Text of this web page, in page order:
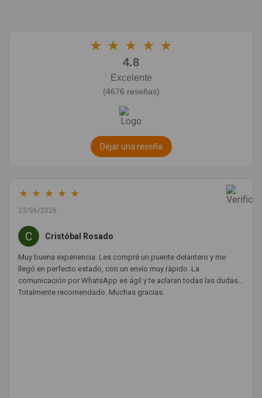
★ ★ ★ ★ ★
4.8
Excelente
(4676 reseñas)
Dejar una reseña
★ ★ ★ ★ ★
23/06/2026
Cristóbal Rosado
Muy buena experiencia. Les compré un puente delantero y me
llegó en perfecto estado, con un envío muy rápido. La
comunicación por WhatsApp es ágil y te aclaran todas las dudas.
Totalmente recomendado. Muchas gracias.